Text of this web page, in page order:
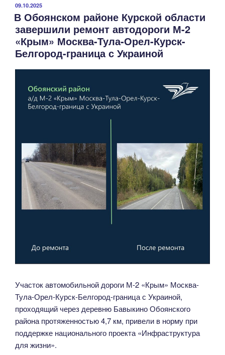
ОПУБЛИКОВАНО
09.10.2025
В Обоянском районе Курской области
завершили ремонт автодороги М-2
«Крым» Москва-Тула-Орел-Курск-
Белгород-граница с Украиной
Участок автомобильной дороги М-2 «Крым» Москва-
Тула-Орел-Курск-Белгород-граница с Украиной,
проходящий через деревню Бавыкино Обоянского
района протяженностью 4,7 км, привели в норму при
поддержке национального проекта «Инфраструктура
для жизни».